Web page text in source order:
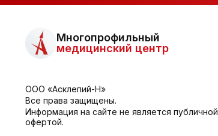
Многопрофильный
медицинский центр
ООО «Асклепий-Н»
Все права защищены.
Информация на сайте не является публичной
офертой.